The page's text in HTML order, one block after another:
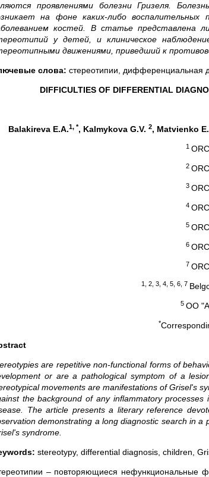
проявлениями болезни Гризеля.
на фоне каких-либо
костей. В статье представлена
у детей, и клиническое
движениями, приведший к
слова: стереотипии, дифференциальная
DIFFICULTIES OF DIFFERENTIAL
Balakireva E.A.1, *, Kalmykova G.V. 2, Matvienko
1
2
3
4
5
6
7
1, 2, 3, 4, 5, 6, 7
5 OO
*
are repetitive non-functional forms of
or are a pathological symptom of a
movements are manifestations of Grisel's
the background of any inflammatory
The article presents a literary reference
demonstrating a long diagnostic search in
syndrome.
stereotypy, differential diagnosis, children,
– повторяющиеся нефункциональные